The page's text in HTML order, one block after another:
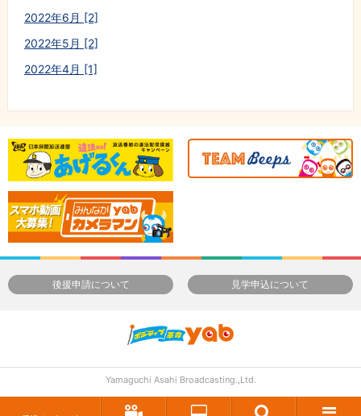
2022年6月 [2]
2022年5月 [2]
2022年4月 [1]
後援申請について 見学申込について
Yamaguchi Asahi Broadcasting.,Ltd.